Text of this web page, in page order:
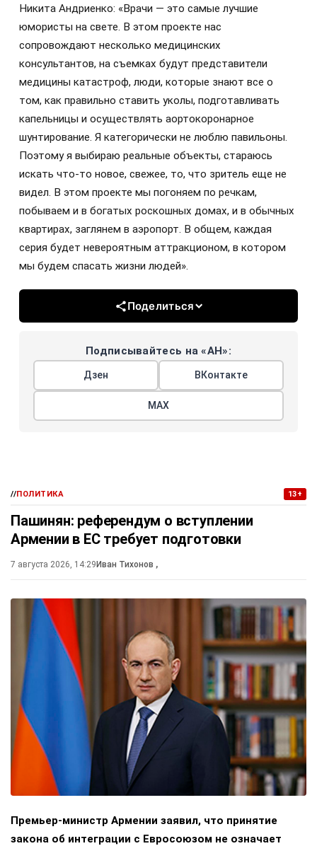
Никита Андриенко: «Врачи — это самые лучшие
юмористы на свете. В этом проекте нас
сопровождают несколько медицинских
консультантов, на съемках будут представители
медицины катастроф, люди, которые знают все о
том, как правильно ставить уколы, подготавливать
капельницы и осуществлять аортокоронарное
шунтирование. Я категорически не люблю павильоны.
Поэтому я выбираю реальные объекты, стараюсь
искать что-то новое, свежее, то, что зритель еще не
видел. В этом проекте мы погоняем по речкам,
побываем и в богатых роскошных домах, и в обычных
квартирах, заглянем в аэропорт. В общем, каждая
серия будет невероятным аттракционом, в котором
мы будем спасать жизни людей».
Поделиться
Подписывайтесь на «АН»:
Дзен ВКонтакте
МАХ
//ПОЛИТИКА 13+
Пашинян: референдум о вступлении
Армении в ЕС требует подготовки
7 августа 2026, 14:29 Иван Тихонов ,
Премьер-министр Армении заявил, что принятие
закона об интеграции с Евросоюзом не означает